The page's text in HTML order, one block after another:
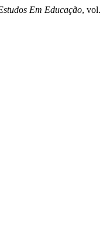
Em Educação, vol.